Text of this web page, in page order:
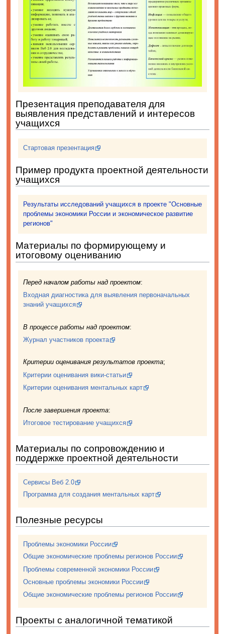
Презентация преподавателя для
выявления представлений и интересов
учащихся
Стартовая презентация
Пример продукта проектной деятельности
учащихся
Результаты исследований учащихся в проекте "Основные
проблемы экономики России и экономическое развитие
регионов"
Материалы по формирующему и
итоговому оцениванию
Перед началом работы над проектом:
Входная диагностика для выявления первоначальных
знаний учащихся
В процессе работы над проектом:
Журнал участников проекта
Критерии оценивания результатов проекта;
Критерии оценивания вики-статьи
Критерии оценивания ментальных карт
После завершения проекта:
Итоговое тестирование учащихся
Материалы по сопровождению и
поддержке проектной деятельности
Сервисы Веб 2.0
Программа для создания ментальных карт
Полезные ресурсы
Проблемы экономики России
Общие экономические проблемы регионов России
Проблемы современной экономики России
Основные проблемы экономики России
Общие экономические проблемы регионов России
Проекты с аналогичной тематикой